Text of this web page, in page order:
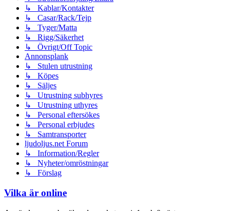
↳ Kablar/Kontakter
↳ Casar/Rack/Tejp
↳ Tyger/Matta
↳ Rigg/Säkerhet
↳ Övrigt/Off Topic
Annonsplank
↳ Stulen utrustning
↳ Köpes
↳ Säljes
↳ Utrustning subhyres
↳ Utrustning uthyres
↳ Personal eftersökes
↳ Personal erbjudes
↳ Samtransporter
ljudoljus.net Forum
↳ Information/Regler
↳ Nyheter/omröstningar
↳ Förslag
Vilka är online